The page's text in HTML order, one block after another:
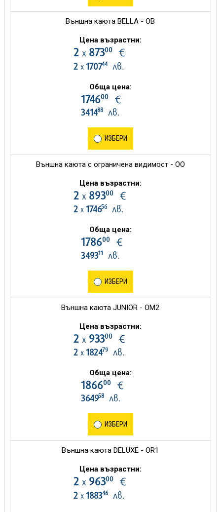
Външна каюта BELLA - OB
Цена възрастни:
2 х 87300€
2 х 170744лв.
Обща цена:
174600€
341488лв.
ИЗБЕРИ
Външна каюта с ограничена видимост - OO
Цена възрастни:
2 х 89300€
2 х 174656лв.
Обща цена:
178600€
349311 лв.
ИЗБЕРИ
Външна каюта JUNIOR - OM2
Цена възрастни:
2 х 93300€
2 х 182479лв.
Обща цена:
186600€
364958лв.
ИЗБЕРИ
Външна каюта DELUXE - OR1
Цена възрастни:
2 х 96300€
2 х 188346лв.